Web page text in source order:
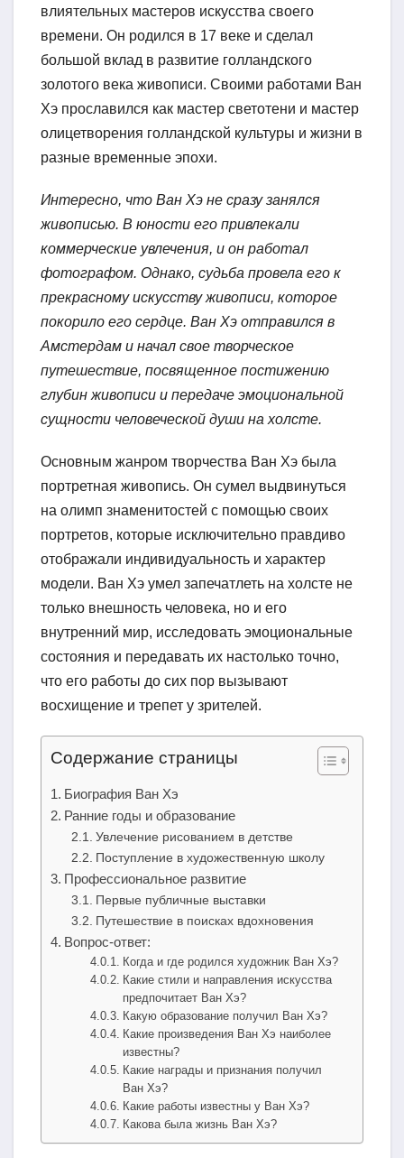
влиятельных мастеров искусства своего
времени. Он родился в 17 веке и сделал
большой вклад в развитие голландского
золотого века живописи. Своими работами Ван
Хэ прославился как мастер светотени и мастер
олицетворения голландской культуры и жизни в
разные временные эпохи.
Интересно, что Ван Хэ не сразу занялся
живописью. В юности его привлекали
коммерческие увлечения, и он работал
фотографом. Однако, судьба провела его к
прекрасному искусству живописи, которое
покорило его сердце. Ван Хэ отправился в
Амстердам и начал свое творческое
путешествие, посвященное постижению
глубин живописи и передаче эмоциональной
сущности человеческой души на холсте.
Основным жанром творчества Ван Хэ была
портретная живопись. Он сумел выдвинуться
на олимп знаменитостей с помощью своих
портретов, которые исключительно правдиво
отображали индивидуальность и характер
модели. Ван Хэ умел запечатлеть на холсте не
только внешность человека, но и его
внутренний мир, исследовать эмоциональные
состояния и передавать их настолько точно,
что его работы до сих пор вызывают
восхищение и трепет у зрителей.
Содержание страницы
Биография Ван Хэ
Ранние годы и образование
Увлечение рисованием в детстве
Поступление в художественную школу
Профессиональное развитие
Первые публичные выставки
Путешествие в поисках вдохновения
Вопрос-ответ:
Когда и где родился художник Ван Хэ?
Какие стили и направления искусства
предпочитает Ван Хэ?
Какую образование получил Ван Хэ?
Какие произведения Ван Хэ наиболее
известны?
Какие награды и признания получил
Ван Хэ?
Какие работы известны у Ван Хэ?
Какова была жизнь Ван Хэ?